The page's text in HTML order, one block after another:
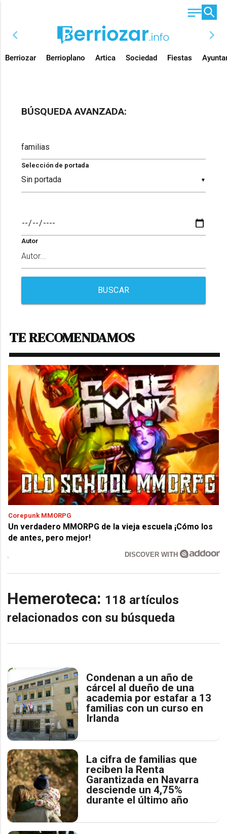
chevron_left chevron_right
Berriozar Berrioplano Artica Sociedad Fiestas
BÚSQUEDA AVANZADA:
▼
Selección de portada
Autor
BUSCAR
TE RECOMENDAMOS
Corepunk MMORPG
Un verdadero MMORPG de la vieja escuela ¡Cómo los
de antes, pero mejor!
DISCOVER WITH
Hemeroteca: 118 artículos
relacionados con su búsqueda
Condenan a un año de
cárcel al dueño de una
academia por estafar a 13
familias con un curso en
Irlanda
La cifra de familias que
reciben la Renta
Garantizada en Navarra
desciende un 4,75%
durante el último año